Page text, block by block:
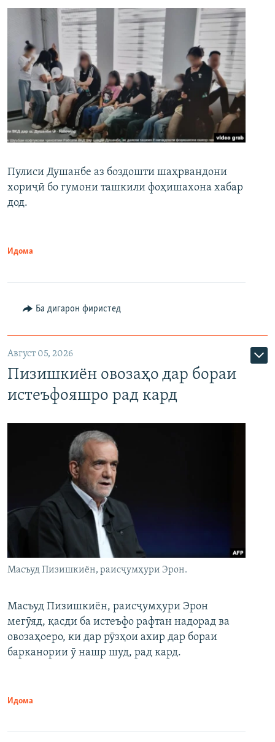
Пулиси Душанбе аз боздошти шаҳрвандони
хориҷӣ бо гумони ташкили фоҳишахона хабар
дод.
Идома
Ба дигарон фиристед
Август 05, 2026
Пизишкиён овозаҳо дар бораи
истеъфояшро рад кард
Масъуд Пизишкиён, раисҷумҳури Эрон.
Масъуд Пизишкиён, раисҷумҳури Эрон
мегӯяд, қасди ба истеъфо рафтан надорад ва
овозаҳоеро, ки дар рӯзҳои ахир дар бораи
барканории ӯ нашр шуд, рад кард.
Идома